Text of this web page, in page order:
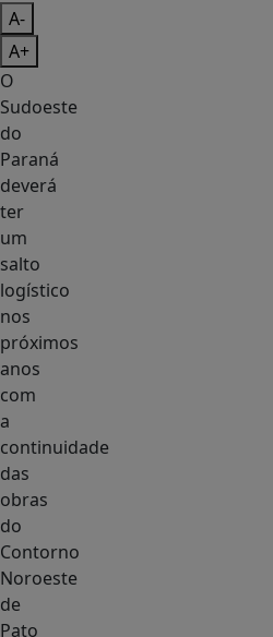
A-
A+
O
Sudoeste
do
Paraná
deverá
ter
um
salto
logístico
nos
próximos
anos
com
a
continuidade
das
obras
do
Contorno
Noroeste
de
Pato